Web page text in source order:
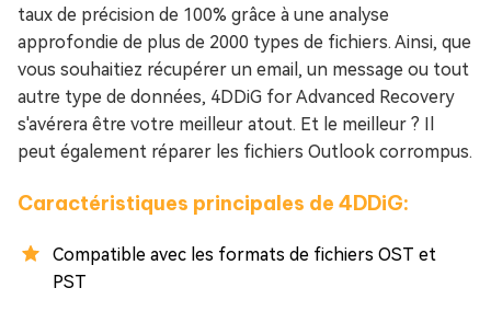
taux de précision de 100% grâce à une analyse
approfondie de plus de 2000 types de fichiers. Ainsi, que
vous souhaitiez récupérer un email, un message ou tout
autre type de données, 4DDiG for Advanced Recovery
s'avérera être votre meilleur atout. Et le meilleur ? Il
peut également réparer les fichiers Outlook corrompus.
Caractéristiques principales de 4DDiG:
Compatible avec les formats de fichiers OST et
PST